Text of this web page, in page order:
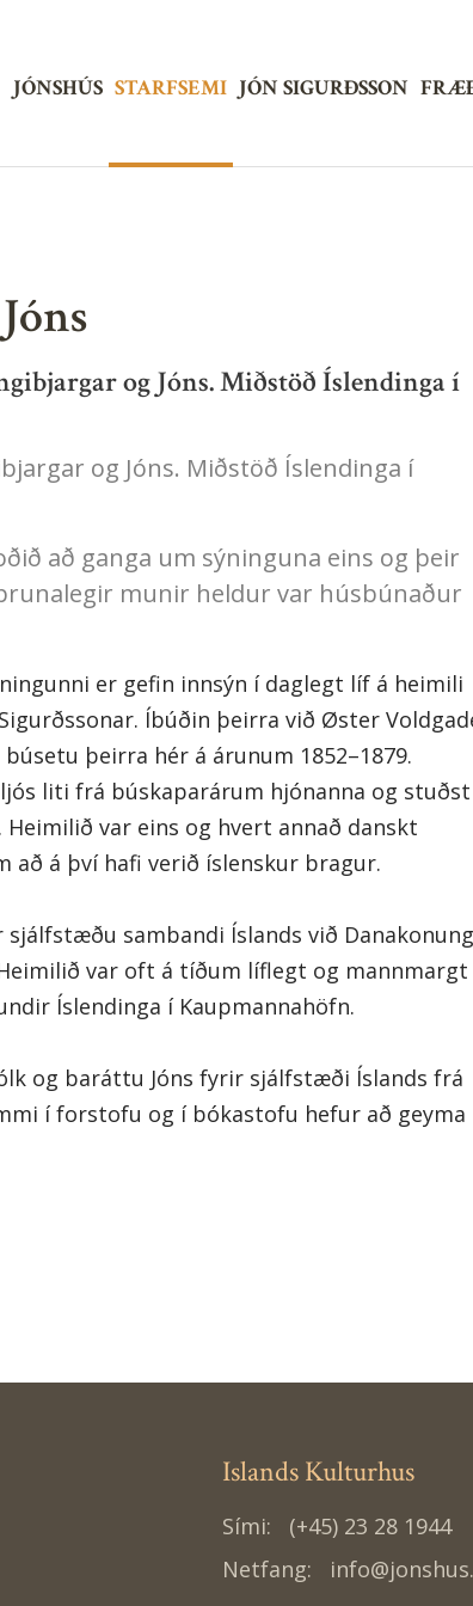
og Jóns. Miðstöð Íslendinga í
og Jóns. Miðstöð Íslendinga í
að ganga um sýninguna eins og þeir
munir heldur var húsbúnaður
er gefin innsýn í daglegt líf á heimili
Íbúðin þeirra við Øster
þeirra hér á árunum 1852–1879.
liti frá búskaparárum hjónanna og
var eins og hvert annað danskt
að á því hafi verið íslenskur bragur.
sambandi Íslands við
var oft á tíðum líflegt og mannmargt
Íslendinga í Kaupmannahöfn.
og baráttu Jóns fyrir sjálfstæði Íslands frá
í forstofu og í bókastofu hefur að geyma
JÓNSHÚS STARFSEMI JÓN SIGURÐSSON
Islands Kulturhus
Sími:
(+45) 23 28 1944
Netfang: